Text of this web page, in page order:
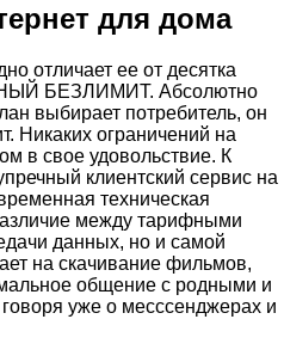
для дома
отличает ее от десятка
БЕЗЛИМИТ. Абсолютно
выбирает потребитель, он
Никаких ограничений на
в свое удовольствие. К
клиентский сервис на
техническая
между тарифными
данных, но и самой
на скачивание фильмов,
общение с родными и
уже о месссенджерах и